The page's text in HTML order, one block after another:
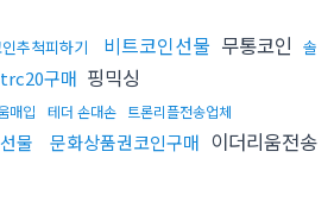
추척피하기 비트코인선물 무통코인 솔
trc20구매 핑믹싱
매입 테더 손대손 트론리플전송업체
물 문화상품권코인구매 이더리움전송